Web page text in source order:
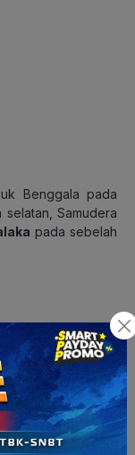
Benggala pada
Samudera
pada sebelah